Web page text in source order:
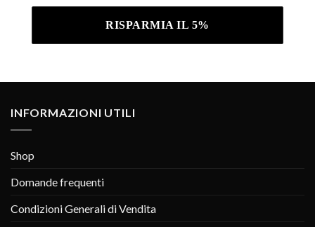
INFORMAZIONI UTILI
Shop
Domande frequenti
Condizioni Generali di Vendita